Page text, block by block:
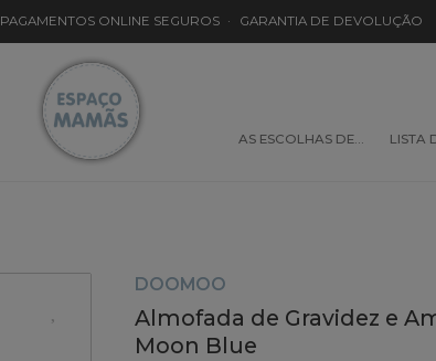
PAGAMENTOS ONLINE SEGUROS · GARANTIA DE DEVOLUÇÃO
AS ESCOLHAS DE… LISTA
DOOMOO
Almofada de Gravidez e
Moon Blue